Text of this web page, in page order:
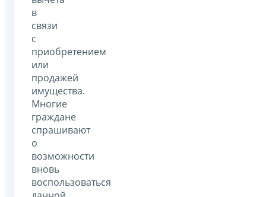
в
связи
с
приобретением
или
продажей
имущества.
Многие
граждане
спрашивают
о
возможности
вновь
воспользоваться